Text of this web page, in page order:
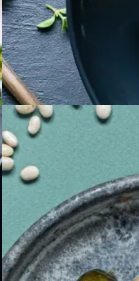
Gem opskrift
Aftensmad
Sloppy Sloppy JoeJoe